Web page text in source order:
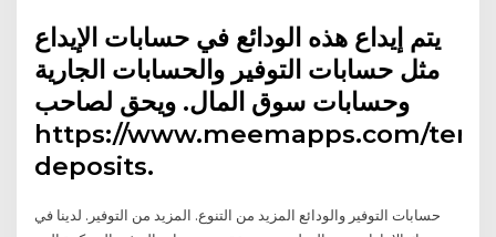
يتم إيداع هذه الودائع في حسابات الإيداع
مثل حسابات التوفير والحسابات الجارية
وحسابات سوق المال. ويحق لصاحب
https://www.meemapps.com/
deposits.
حسابات التوفير والودائع المزيد من التنوع. المزيد من التوفير. لدينا في